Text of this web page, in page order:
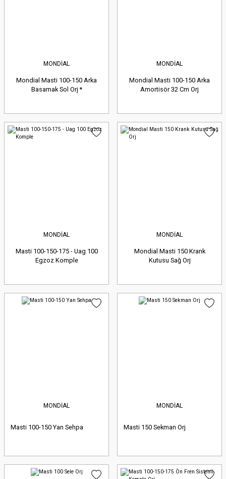
MONDİAL
Mondial Masti 100-150 Arka
Basamak Sol Orj *
MONDİAL
Mondial Masti 100-150 Arka
Amortisör 32 Cm Orj
MONDİAL
Masti 100-150-175 - Uag 100
Egzoz Komple
MONDİAL
Mondial Masti 150 Krank
Kutusu Sağ Orj
MONDİAL
Masti 100-150 Yan Sehpa
MONDİAL
Masti 150 Sekman Orj